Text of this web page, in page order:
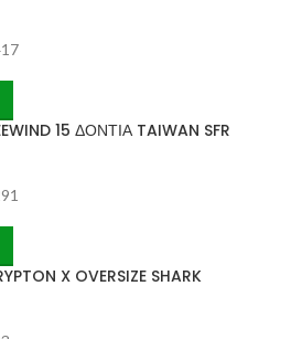
15 ΔΟΝΤΙΑ TAIWAN SFR
X OVERSIZE SHARK